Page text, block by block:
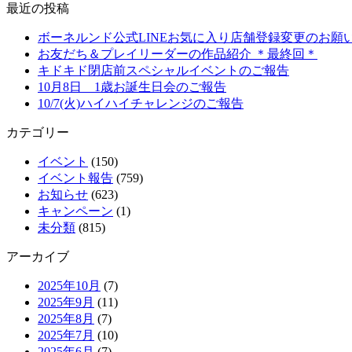
最近の投稿
ボーネルンド公式LINEお気に入り店舗登録変更のお願
お友だち＆プレイリーダーの作品紹介 ＊最終回＊
キドキド閉店前スペシャルイベントのご報告
10月8日 1歳お誕生日会のご報告
10/7(火)ハイハイチャレンジのご報告
カテゴリー
イベント (150)
イベント報告 (759)
お知らせ (623)
キャンペーン (1)
未分類 (815)
アーカイブ
2025年10月 (7)
2025年9月 (11)
2025年8月 (7)
2025年7月 (10)